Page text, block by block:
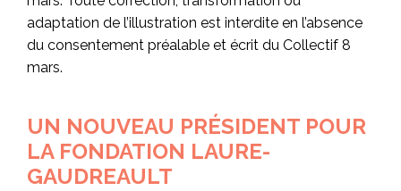
adaptation de l’illustration est interdite en l’absence
du consentement préalable et écrit du Collectif 8
mars.
UN NOUVEAU PRÉSIDENT POUR
LA FONDATION LAURE-
GAUDREAULT